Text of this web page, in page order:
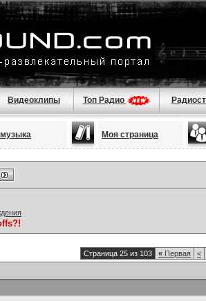
Видеоклипы Топ Радио
Моя страница
Страница 25 из 103 « Первая <